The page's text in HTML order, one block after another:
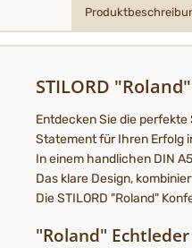
STILORD
Entdecken Sie die
Statement für Ihren Erfolg
In einem handlichen DIN
Das klare Design,
Die STILORD "Roland"
"Roland"